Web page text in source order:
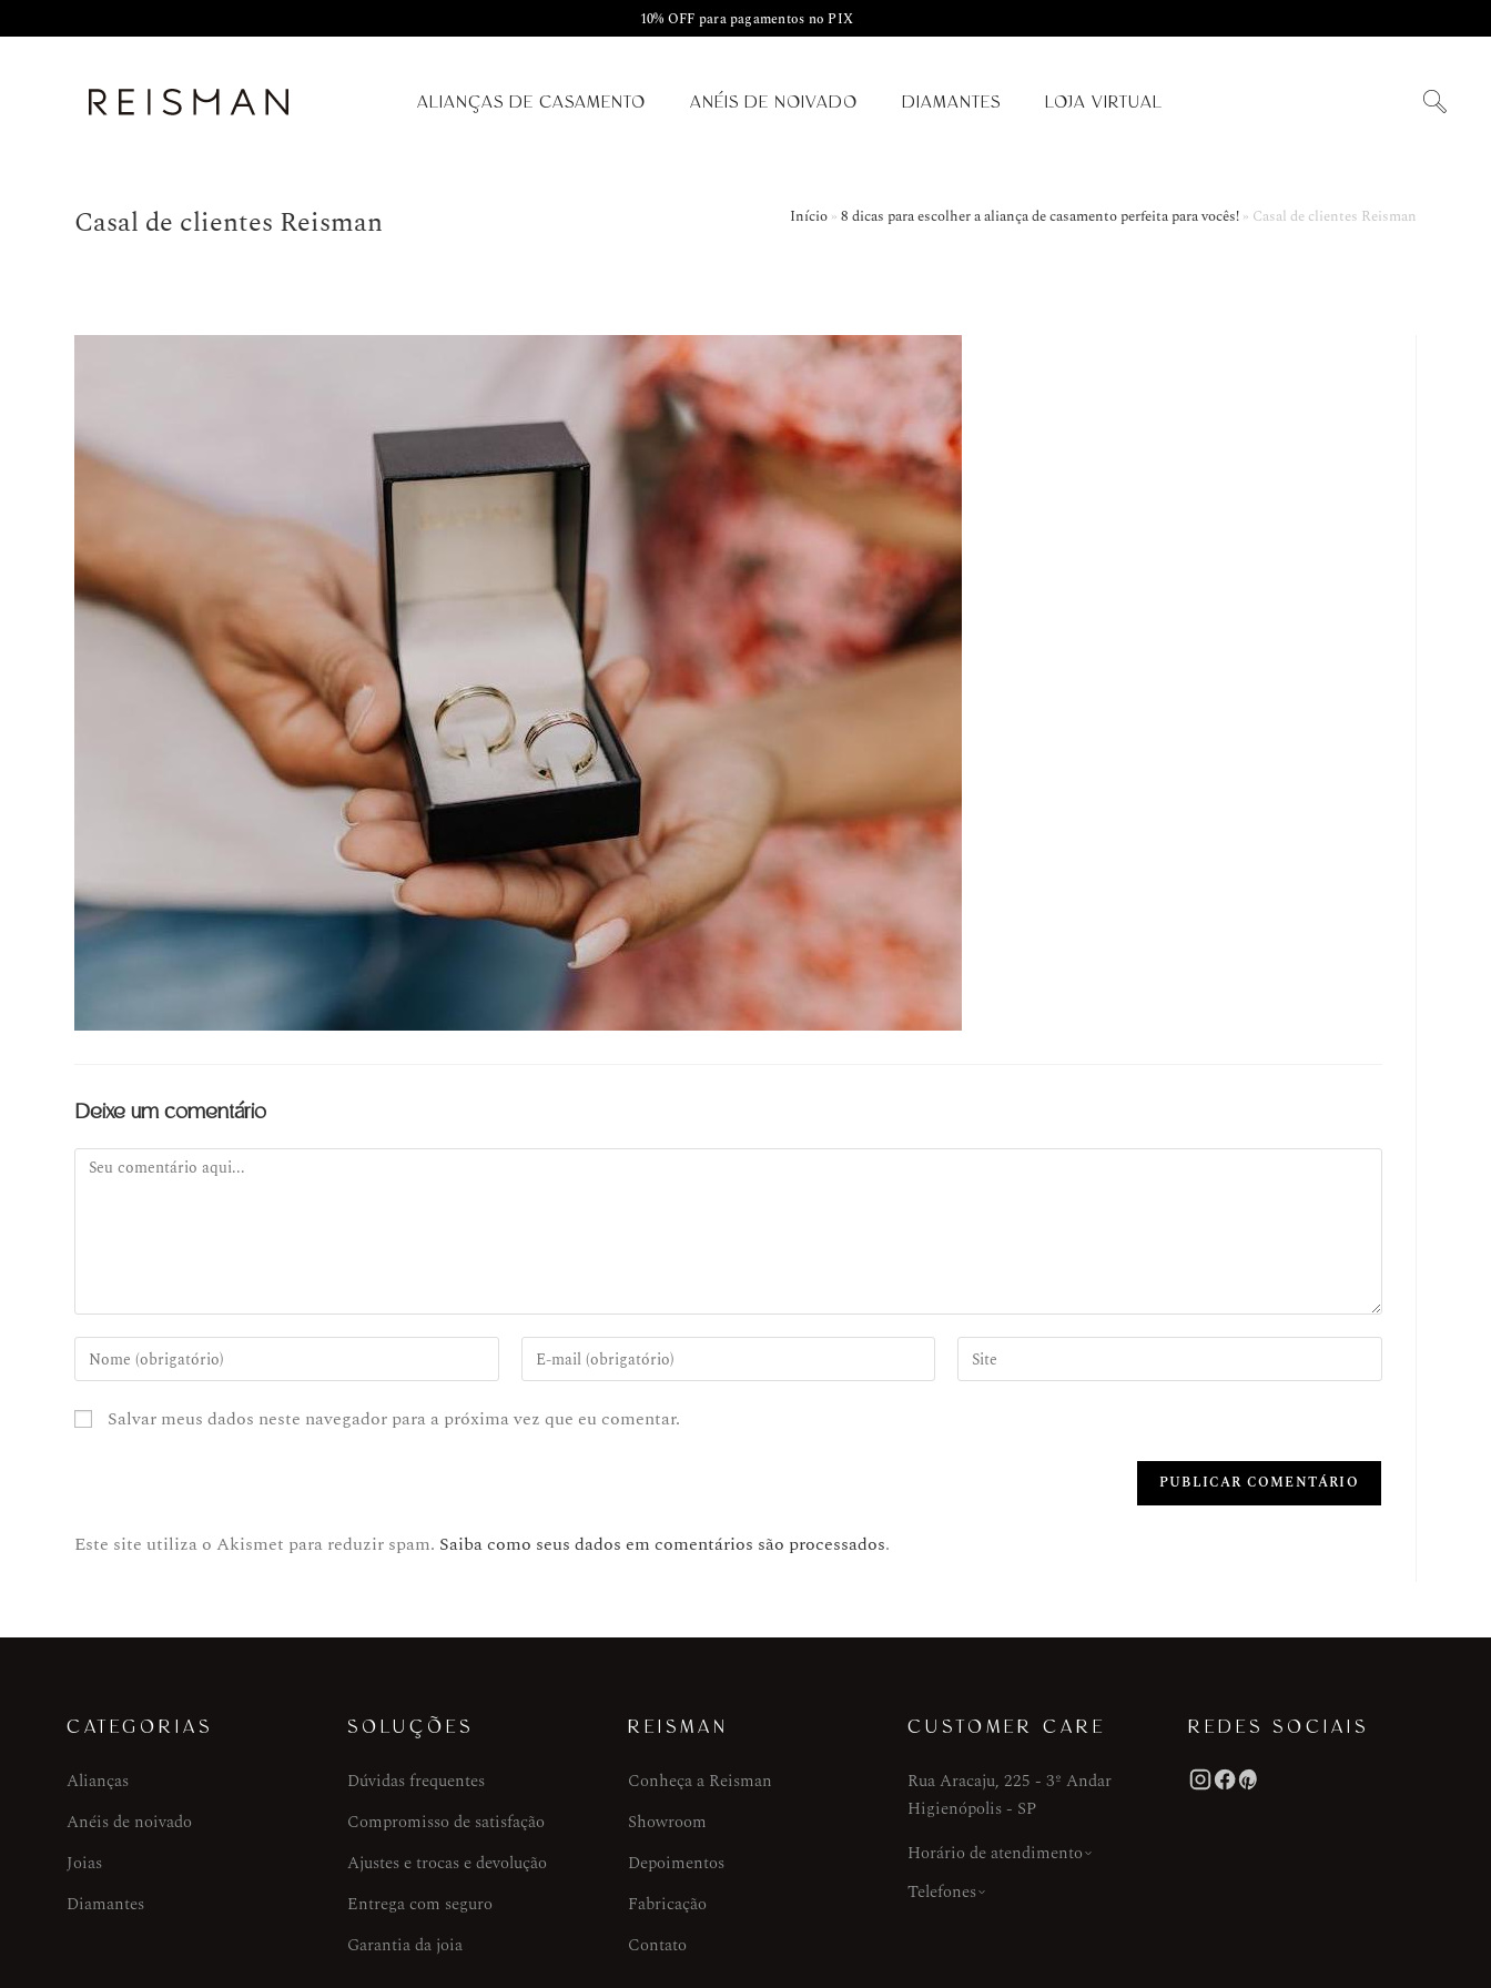
10% OFF para pagamentos no PIX
ALIANÇAS DE CASAMENTO ANÉIS DE NOIVADO DIAMANTES LOJA VIRTUAL
Casal de clientes Reisman Início» 8 dicas para escolher a aliança de casamento perfeita para vocês!» Casal de clientes Reisman
Deixe um comentário
Salvar meus dados neste navegador para a próxima vez que eu comentar.
Este site utiliza o Akismet para reduzir spam. Saiba como seus dados em comentários são processados.
CATEGORIAS
Alianças
Anéis de noivado
Joias
Diamantes
SOLUÇÕES
Dúvidas frequentes
Compromisso de satisfação
Ajustes e trocas e devolução
Entrega com seguro
Garantia da joia
REISMAN
Conheça a Reisman
Showroom
Depoimentos
Fabricação
Contato
CUSTOMER CARE
Rua Aracaju, 225 - 3º Andar
Higienópolis - SP
Horário de atendimento
Telefones
REDES SOCIAIS